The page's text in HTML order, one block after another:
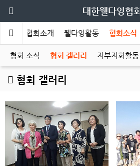
대한웰다잉협회
메인 협회소개 웰다잉활동 협회소식
협회 소식 협회 갤러리 지부지회활동
협회 갤러리